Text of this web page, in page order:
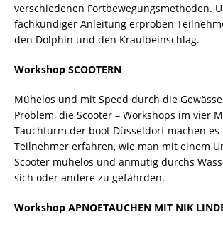
verschiedenen Fortbewegungsmethoden.
fachkundiger Anleitung erproben
den Dolphin und den Kraulbeinschlag.
Workshop SCOOTERN
Mühelos und mit Speed durch die
Problem, die Scooter – Workshops im vier
Tauchturm der boot Düsseldorf machen es
Teilnehmer erfahren, wie man mit einem
Scooter mühelos und anmutig durchs
sich oder andere zu gefährden.
Workshop APNOETAUCHEN MIT NIK